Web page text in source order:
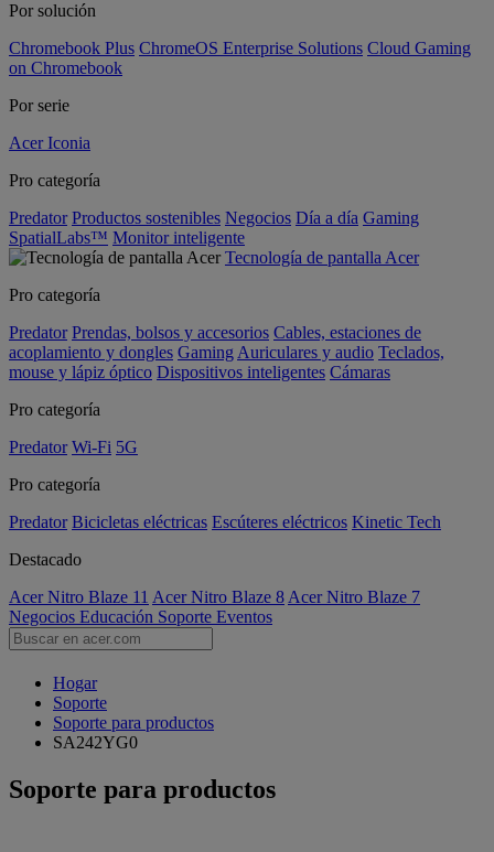
Por solución
Chromebook Plus ChromeOS Enterprise Solutions Cloud Gaming
on Chromebook
Por serie
Acer Iconia
Pro categoría
Predator Productos sostenibles Negocios Día a día Gaming
SpatialLabs™ Monitor inteligente
Tecnología de pantalla Acer
Pro categoría
Predator Prendas, bolsos y accesorios Cables, estaciones de
acoplamiento y dongles Gaming Auriculares y audio Teclados,
mouse y lápiz óptico Dispositivos inteligentes Cámaras
Pro categoría
Predator Wi-Fi 5G
Pro categoría
Predator Bicicletas eléctricas Escúteres eléctricos Kinetic Tech
Destacado
Acer Nitro Blaze 11 Acer Nitro Blaze 8 Acer Nitro Blaze 7
Negocios Educación Soporte Eventos
Hogar
Soporte
Soporte para productos
SA242YG0
Soporte para productos